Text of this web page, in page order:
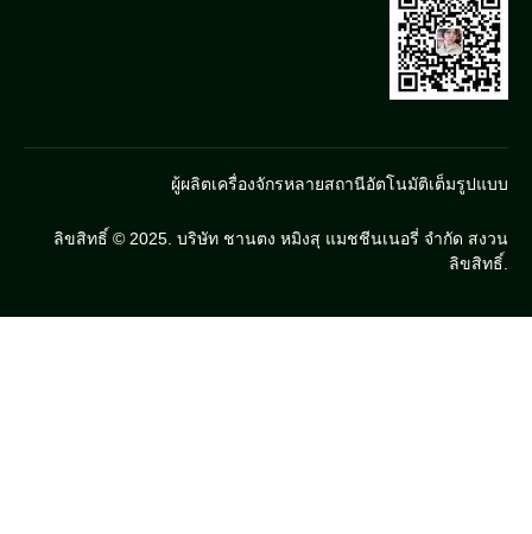
ผู้ผลิตเครื่องจักรหลายสถานีอัตโนมัติเต็มรูปแบบ
ลิขสิทธิ์ © 2025. บริษัท ชานตง หมิงสุ แมชชีนเนอรี่ จำกัด สงวน
ลิขสิทธิ์.